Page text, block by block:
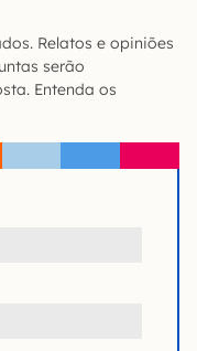
Relatos e opiniões
serão
Entenda os